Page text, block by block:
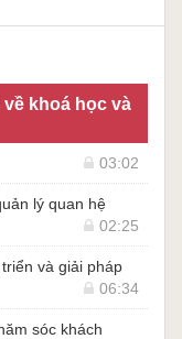
và hiệu quả nhất,
đặc biệt là các
cho Excel
khoá học và
03:02
lý quan hệ
02:25
và giải pháp
06:34
sóc khách